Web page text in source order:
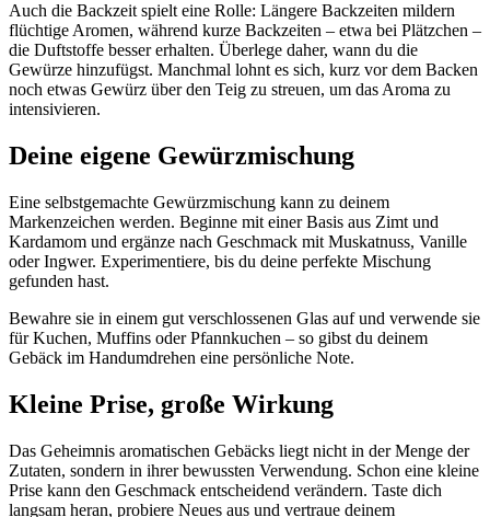
Auch die Backzeit spielt eine Rolle: Längere Backzeiten mildern
flüchtige Aromen, während kurze Backzeiten – etwa bei Plätzchen –
die Duftstoffe besser erhalten. Überlege daher, wann du die
Gewürze hinzufügst. Manchmal lohnt es sich, kurz vor dem Backen
noch etwas Gewürz über den Teig zu streuen, um das Aroma zu
intensivieren.
Deine eigene Gewürzmischung
Eine selbstgemachte Gewürzmischung kann zu deinem
Markenzeichen werden. Beginne mit einer Basis aus Zimt und
Kardamom und ergänze nach Geschmack mit Muskatnuss, Vanille
oder Ingwer. Experimentiere, bis du deine perfekte Mischung
gefunden hast.
Bewahre sie in einem gut verschlossenen Glas auf und verwende sie
für Kuchen, Muffins oder Pfannkuchen – so gibst du deinem
Gebäck im Handumdrehen eine persönliche Note.
Kleine Prise, große Wirkung
Das Geheimnis aromatischen Gebäcks liegt nicht in der Menge der
Zutaten, sondern in ihrer bewussten Verwendung. Schon eine kleine
Prise kann den Geschmack entscheidend verändern. Taste dich
langsam heran, probiere Neues aus und vertraue deinem